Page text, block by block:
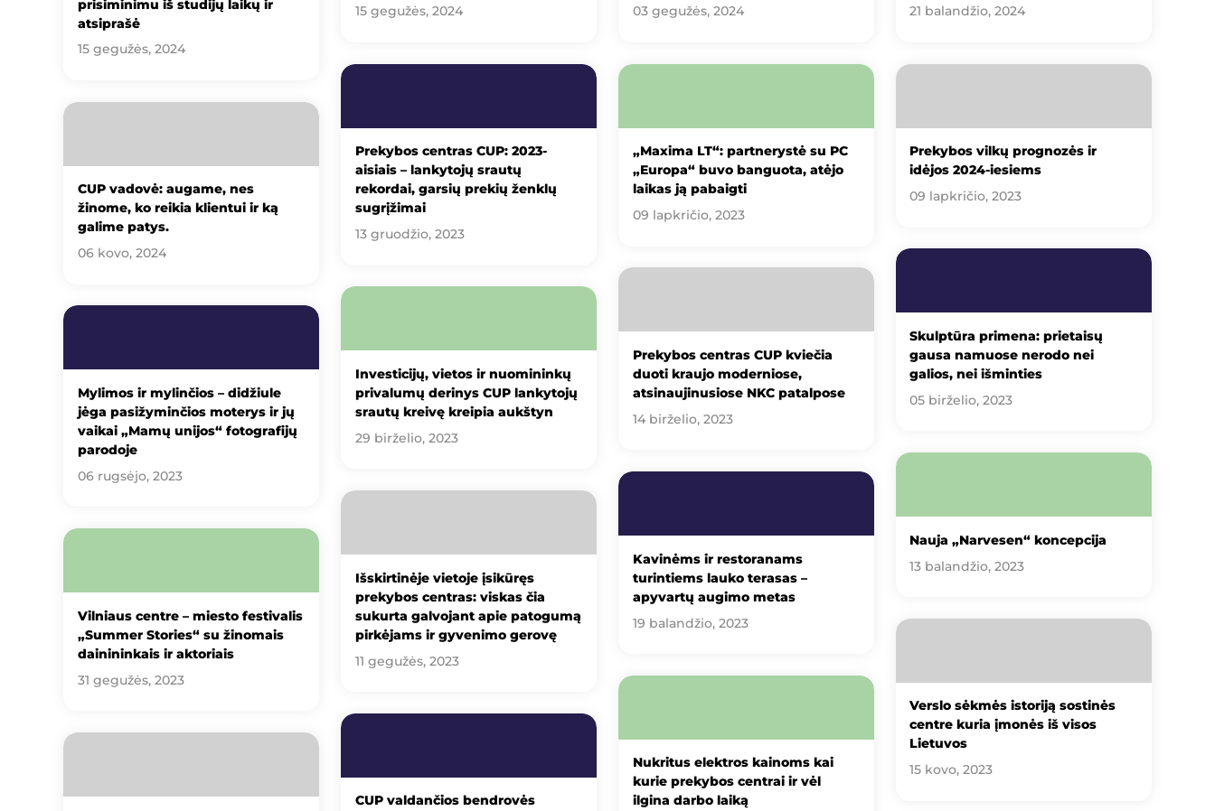
prisiminimu iš studijų laikų ir
atsiprašė
15 gegužės, 2024
15 gegužės, 2024
03 gegužės, 2024
21 balandžio, 2024
CUP vadovė: augame, nes
žinome, ko reikia klientui ir ką
galime patys.
06 kovo, 2024
Prekybos centras CUP: 2023-
aisiais – lankytojų srautų
rekordai, garsių prekių ženklų
sugrįžimai
13 gruodžio, 2023
„Maxima LT“: partnerystė su PC
„Europa“ buvo banguota, atėjo
laikas ją pabaigti
09 lapkričio, 2023
Prekybos vilkų prognozės ir
idėjos 2024-iesiems
09 lapkričio, 2023
Mylimos ir mylinčios – didžiule
jėga pasižyminčios moterys ir jų
vaikai „Mamų unijos“ fotografijų
parodoje
06 rugsėjo, 2023
Investicijų, vietos ir nuomininkų
privalumų derinys CUP lankytojų
srautų kreivę kreipia aukštyn
29 birželio, 2023
Prekybos centras CUP kviečia
duoti kraujo moderniose,
atsinaujinusiose NKC patalpose
14 birželio, 2023
Skulptūra primena: prietaisų
gausa namuose nerodo nei
galios, nei išminties
05 birželio, 2023
Vilniaus centre – miesto festivalis
„Summer Stories“ su žinomais
dainininkais ir aktoriais
31 gegužės, 2023
Išskirtinėje vietoje įsikūręs
prekybos centras: viskas čia
sukurta galvojant apie patogumą
pirkėjams ir gyvenimo gerovę
11 gegužės, 2023
Kavinėms ir restoranams
turintiems lauko terasas –
apyvartų augimo metas
19 balandžio, 2023
Nauja „Narvesen“ koncepcija
13 balandžio, 2023
CUP valdančios bendrovės
Nukritus elektros kainoms kai
kurie prekybos centrai ir vėl
ilgina darbo laiką
Verslo sėkmės istoriją sostinės
centre kuria įmonės iš visos
Lietuvos
15 kovo, 2023